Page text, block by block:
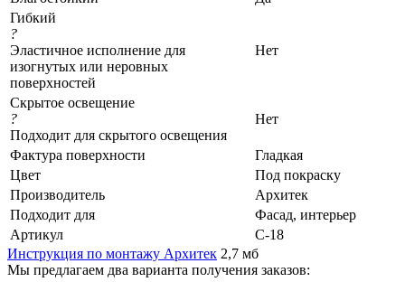
Гибкий
?
Эластичное исполнение для
изогнутых или неровных
поверхностей
Нет
Скрытое освещение
?
Подходит для скрытого освещения
Нет
Фактура поверхности
Гладкая
Цвет
Под покраску
Производитель
Архитек
Подходит для
Фасад, интерьер
Артикул
С-18
Инструкция по монтажу Архитек 2,7 мб
Мы предлагаем два варианта получения заказов: